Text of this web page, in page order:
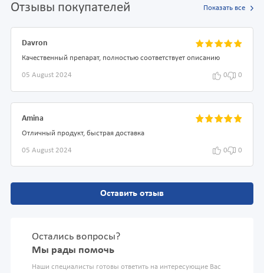
Отзывы покупателей Показать все
Davron
Качественный препарат, полностью соответствует описанию
05 August 2024 0 0
Amina
Отличный продукт, быстрая доставка
05 August 2024 0 0
Оставить отзыв
Остались вопросы?
Мы рады помочь
Наши специалисты готовы ответить на интересующие Вас